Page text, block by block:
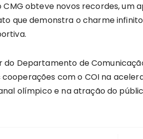
obteve novos recordes, um
que demonstra o charme
Departamento de
com o COI na
olímpico e na atração do